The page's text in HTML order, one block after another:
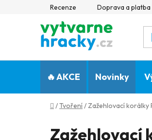
Recenze Doprava a platba
🔥 AKCE Novinky
Domů
/Tvoření/ Zažehlovací korálky
Zažehlovací